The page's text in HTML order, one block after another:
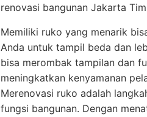
renovasi bangunan Jakarta
Memiliki ruko yang menarik
Anda untuk tampil beda dan
bisa merombak tampilan dan
meningkatkan kenyamanan
Merenovasi ruko adalah
fungsi bangunan. Dengan